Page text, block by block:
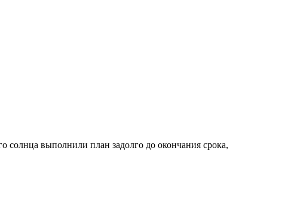
солнца выполнили план задолго до окончания срока,